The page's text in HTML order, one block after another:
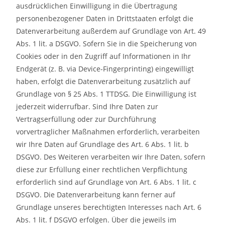
ausdrücklichen Einwilligung in die Übertragung
personenbezogener Daten in Drittstaaten erfolgt die
Datenverarbeitung außerdem auf Grundlage von Art. 49
Abs. 1 lit. a DSGVO. Sofern Sie in die Speicherung von
Cookies oder in den Zugriff auf Informationen in Ihr
Endgerät (z. B. via Device-Fingerprinting) eingewilligt
haben, erfolgt die Datenverarbeitung zusätzlich auf
Grundlage von § 25 Abs. 1 TTDSG. Die Einwilligung ist
jederzeit widerrufbar. Sind Ihre Daten zur
Vertragserfüllung oder zur Durchführung
vorvertraglicher Maßnahmen erforderlich, verarbeiten
wir Ihre Daten auf Grundlage des Art. 6 Abs. 1 lit. b
DSGVO. Des Weiteren verarbeiten wir Ihre Daten, sofern
diese zur Erfüllung einer rechtlichen Verpflichtung
erforderlich sind auf Grundlage von Art. 6 Abs. 1 lit. c
DSGVO. Die Datenverarbeitung kann ferner auf
Grundlage unseres berechtigten Interesses nach Art. 6
Abs. 1 lit. f DSGVO erfolgen. Über die jeweils im